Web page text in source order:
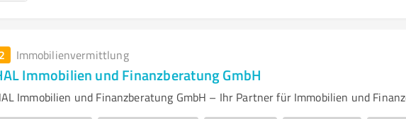
2 Immobilienvermittlung
Immobilien und Finanzberatung GmbH
Immobilien und Finanzberatung GmbH – Ihr Partner für Immobilien und